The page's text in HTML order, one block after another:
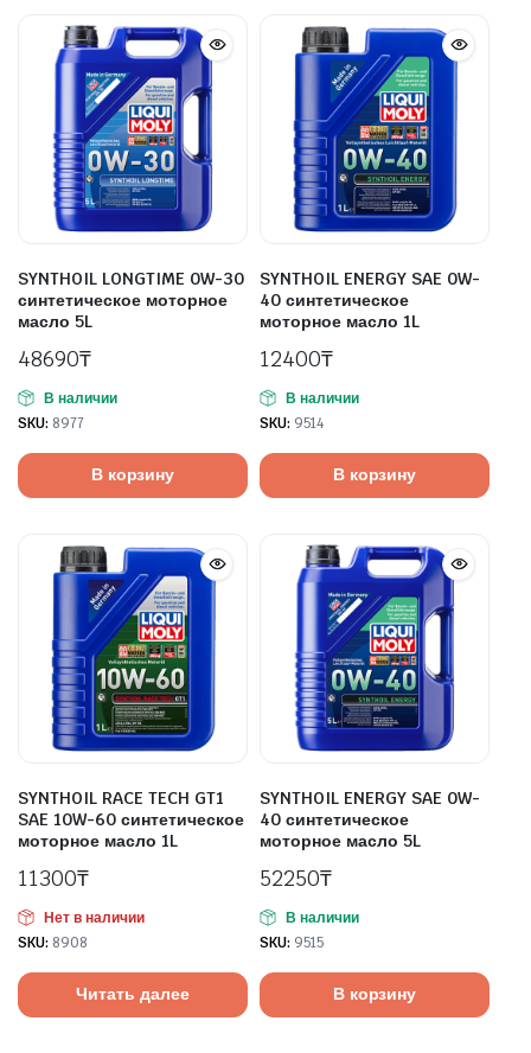
SYNTHOIL LONGTIME 0W-30
синтетическое моторное
масло 5L
48690₸
В наличии
SKU: 8977
В корзину
SYNTHOIL ENERGY SAE 0W-
40 синтетическое
моторное масло 1L
12400₸
В наличии
SKU: 9514
В корзину
SYNTHOIL RACE TECH GT1
SAE 10W-60 синтетическое
моторное масло 1L
11300₸
Нет в наличии
SKU: 8908
Читать далее
SYNTHOIL ENERGY SAE 0W-
40 синтетическое
моторное масло 5L
52250₸
В наличии
SKU: 9515
В корзину